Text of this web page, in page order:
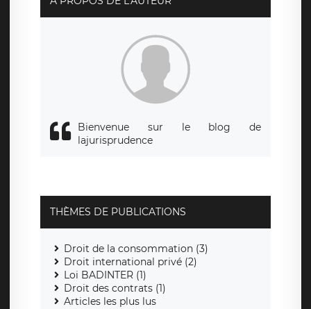
également le droit d’introduire une réclamation auprès
Bienvenue sur le blog de
lajurisprudence
THÈMES DE PUBLICATIONS
Droit de la consommation (3)
Droit international privé (2)
Loi BADINTER (1)
Droit des contrats (1)
Articles les plus lus